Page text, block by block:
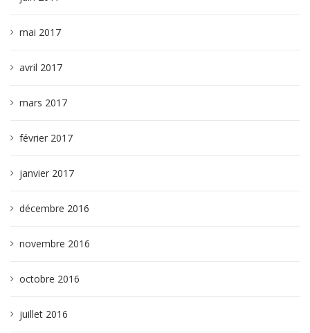
mai 2017
avril 2017
mars 2017
février 2017
janvier 2017
décembre 2016
novembre 2016
octobre 2016
juillet 2016